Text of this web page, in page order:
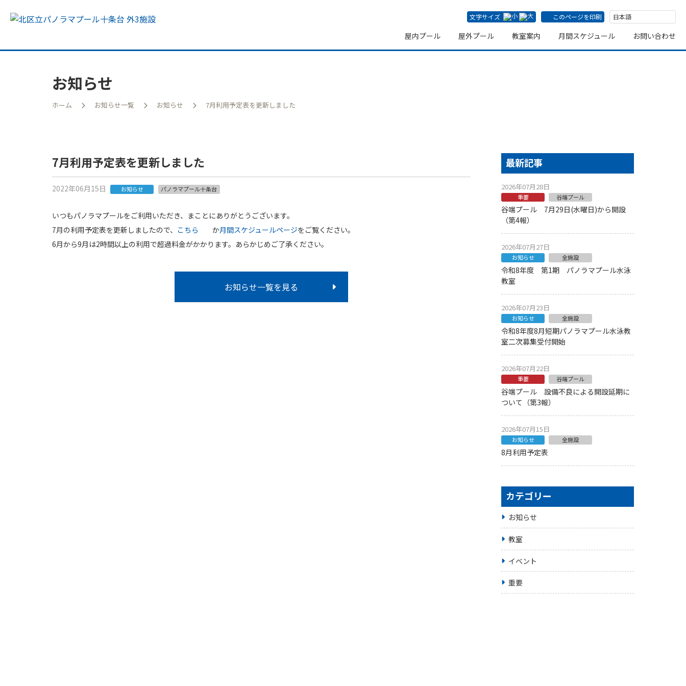
文字サイズ このページを印刷
屋内プール 屋外プール 教室案内 月間スケジュール お問い合わせ
お知らせ
ホーム お知らせ一覧 お知らせ 7月利用予定表を更新しました
7月利用予定表を更新しました
2022年06月15日 お知らせ パノラマプール十条台
いつもパノラマプールをご利用いただき、まことにありがとうございます。
7月の利用予定表を更新しましたので、 こちら か月間スケジュールページをご覧ください。
6月から9月は2時間以上の利用で超過料金がかかります。あらかじめご了承ください。
お知らせ一覧を見る
最新記事
2026年07月28日
重要 谷端プール
谷端プール 7月29日(水曜日)から開設
（第4報）
2026年07月27日
お知らせ 全施設
令和8年度 第1期 パノラマプール水泳
教室
2026年07月23日
お知らせ 全施設
令和8年度8月短期パノラマプール水泳教
室二次募集受付開始
2026年07月22日
重要 谷端プール
谷端プール 設備不良による開設延期に
ついて（第3報）
2026年07月15日
お知らせ 全施設
8月利用予定表
カテゴリー
お知らせ
教室
イベント
重要